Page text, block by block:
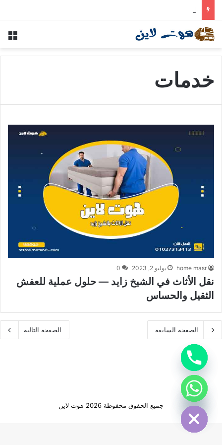
التأمين على الأثاث أثناء النقل — الأنواع والتغطية المناسبة
خدمات
home masr يوليو 2, 2023 0
نقل الأثاث في الشيخ زايد — حلول عملية للعفش
الثقيل والحساس
الصفحة السابقة الصفحة التالية
جميع الحقوق محفوظة 2026 هوت لاين
Hide
Hide